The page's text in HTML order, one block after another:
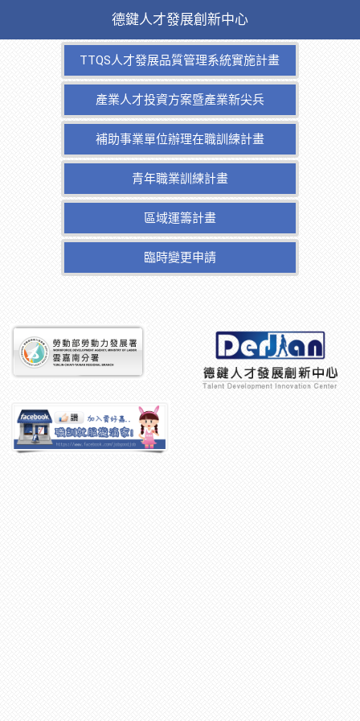
德鍵人才發展創新中心
TTQS人才發展品質管理系統實施計畫
產業人才投資方案暨產業新尖兵
補助事業單位辦理在職訓練計畫
青年職業訓練計畫
區域運籌計畫
臨時變更申請